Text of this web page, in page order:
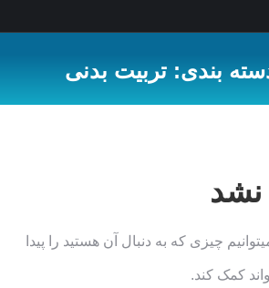
بندی: تربیت بدنی
شما اینجا هستید:
نشد
چیزی که به دنبال آن هستید را پیدا
کمک کند.